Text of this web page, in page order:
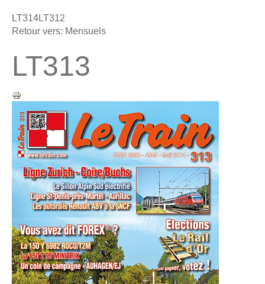
LT314LT312
Retour vers: Mensuels
LT313